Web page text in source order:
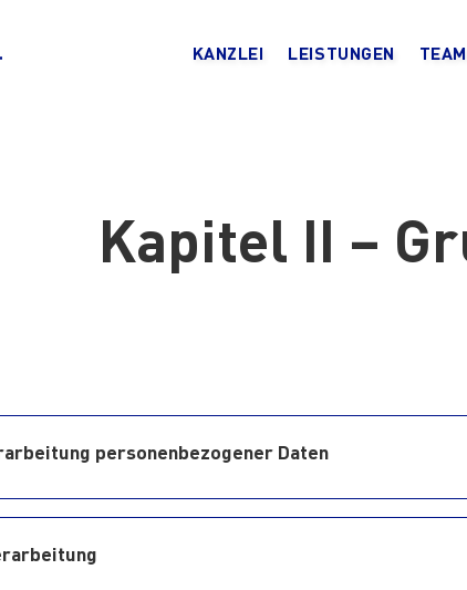
KANZLEI LEISTUNGEN TEAM
Kapitel II –
personenbezogener Daten